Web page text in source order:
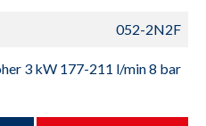
052-2N2F
3 kW 177-211 l/min 8 bar